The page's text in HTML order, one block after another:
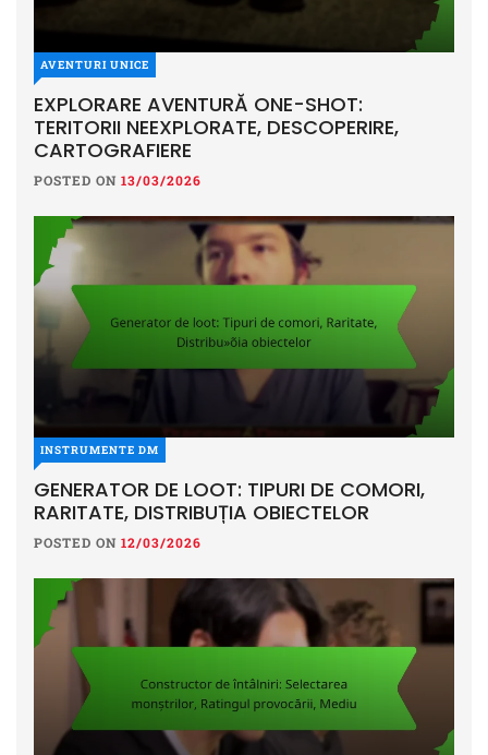
AVENTURI UNICE
EXPLORARE AVENTURĂ ONE-SHOT:
TERITORII NEEXPLORATE, DESCOPERIRE,
CARTOGRAFIERE
POSTED ON 13/03/2026
INSTRUMENTE DM
GENERATOR DE LOOT: TIPURI DE COMORI,
RARITATE, DISTRIBUȚIA OBIECTELOR
POSTED ON 12/03/2026